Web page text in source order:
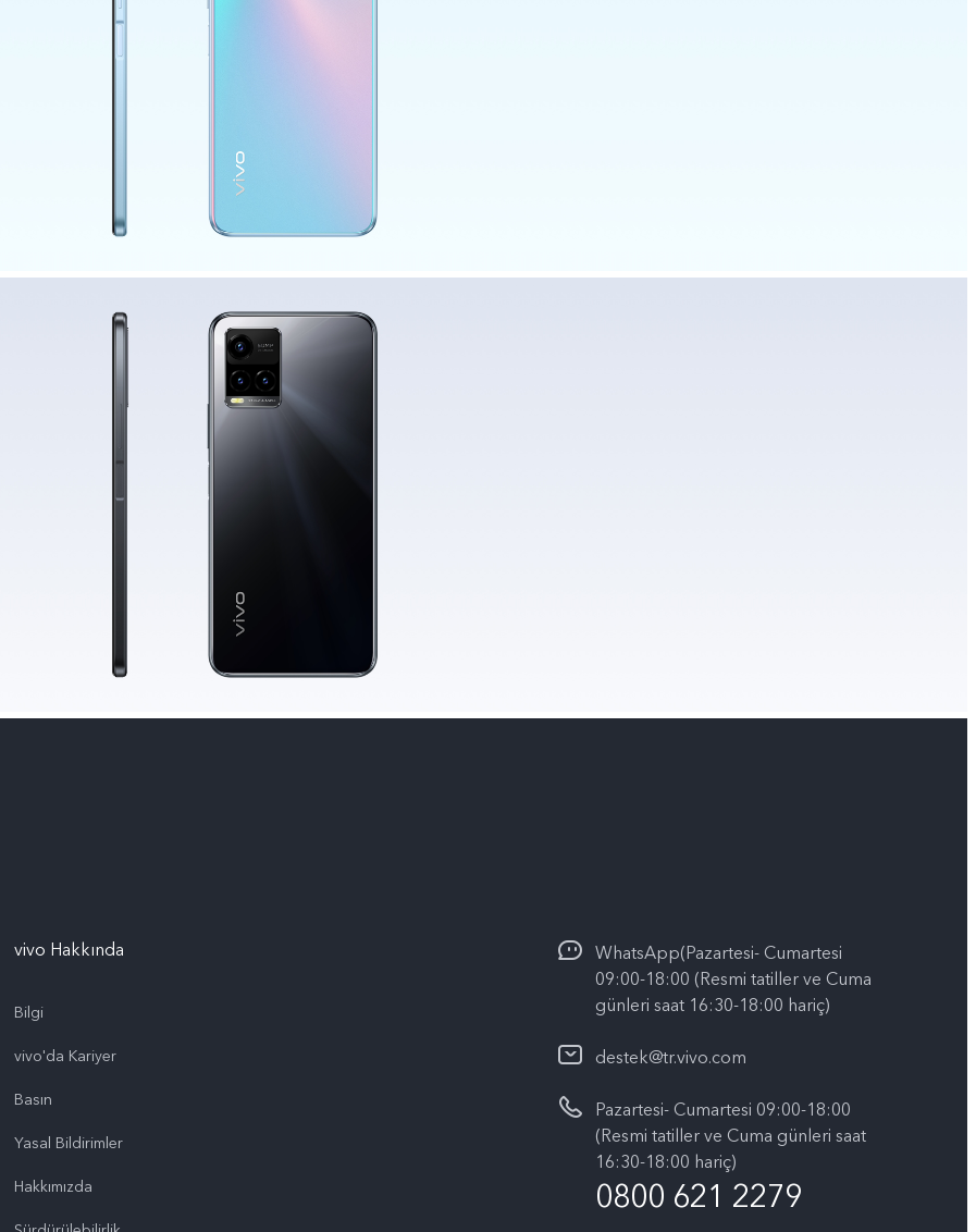
vivo Hakkında
Bilgi
vivo'da Kariyer
Basın
Yasal Bildirimler
Hakkımızda
WhatsApp(Pazartesi- Cumartesi
09:00-18:00 (Resmi tatiller ve Cuma
günleri saat 16:30-18:00 hariç)
destek@tr.vivo.com
Pazartesi- Cumartesi 09:00-18:00
(Resmi tatiller ve Cuma günleri saat
16:30-18:00 hariç)
0800 621 2279